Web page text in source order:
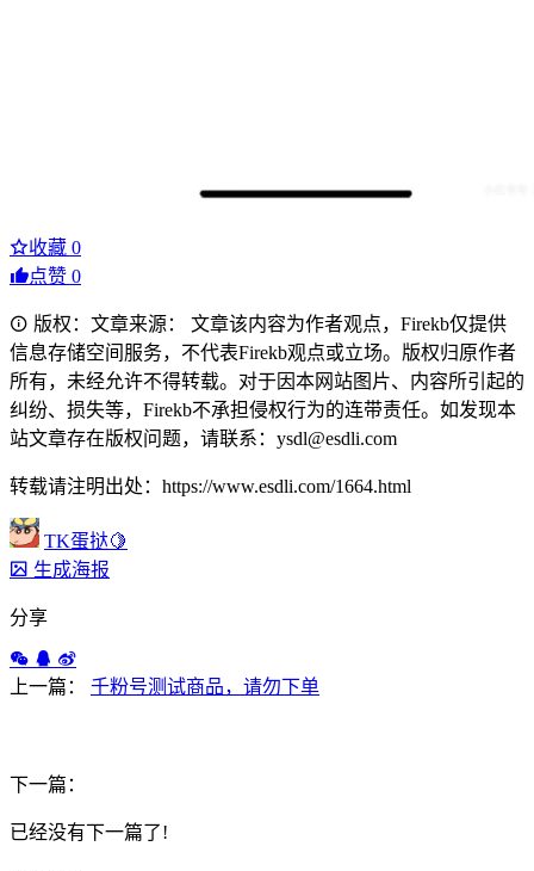
收藏 0
点赞 0
版权：文章来源： 文章该内容为作者观点，Firekb仅提供
信息存储空间服务，不代表Firekb观点或立场。版权归原作者
所有，未经允许不得转载。对于因本网站图片、内容所引起的
纠纷、损失等，Firekb不承担侵权行为的连带责任。如发现本
站文章存在版权问题，请联系：ysdl@esdli.com
转载请注明出处：https://www.esdli.com/1664.html
TK蛋挞🍋
生成海报
分享
上一篇： 千粉号测试商品，请勿下单
下一篇：
已经没有下一篇了!